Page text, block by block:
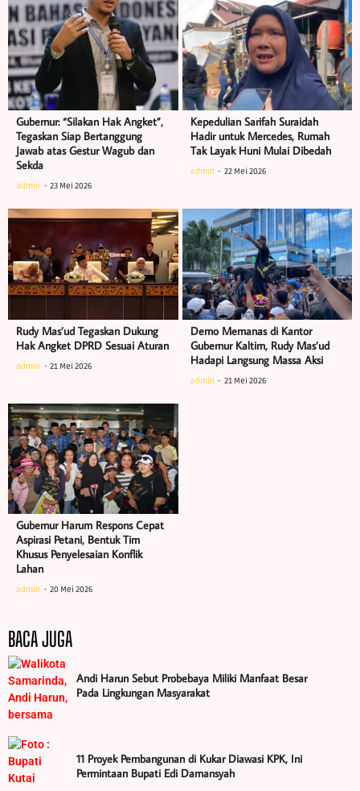
Gubernur: “Silakan Hak Angket”,
Tegaskan Siap Bertanggung
Jawab atas Gestur Wagub dan
Sekda
admin 23 Mei 2026
Kepedulian Sarifah Suraidah
Hadir untuk Mercedes, Rumah
Tak Layak Huni Mulai Dibedah
admin 22 Mei 2026
Rudy Mas’ud Tegaskan Dukung
Hak Angket DPRD Sesuai Aturan
admin 21 Mei 2026
Demo Memanas di Kantor
Gubernur Kaltim, Rudy Mas’ud
Hadapi Langsung Massa Aksi
admin 21 Mei 2026
Gubernur Harum Respons Cepat
Aspirasi Petani, Bentuk Tim
Khusus Penyelesaian Konflik
Lahan
admin 20 Mei 2026
BACA JUGA
Andi Harun Sebut Probebaya Miliki Manfaat Besar
Pada Lingkungan Masyarakat
11 Proyek Pembangunan di Kukar Diawasi KPK, Ini
Permintaan Bupati Edi Damansyah